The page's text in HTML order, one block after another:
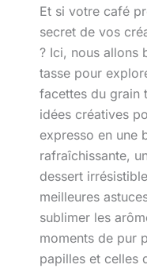
Et si votre café
secret de vos
? Ici, nous allons
tasse pour
facettes du grain
idées créatives
expresso en une
rafraîchissante,
dessert
meilleures
sublimer les
moments de pur
papilles et celles